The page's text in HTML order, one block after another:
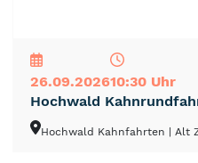
26.09.202610:30 Uhr
Hochwald
Hochwald Kahnfahrten | Alt